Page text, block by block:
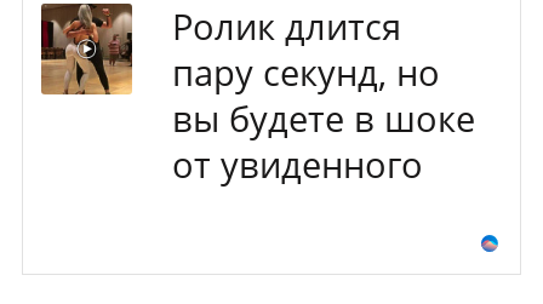
Ролик длится
пару секунд, но
вы будете в шоке
от увиденного